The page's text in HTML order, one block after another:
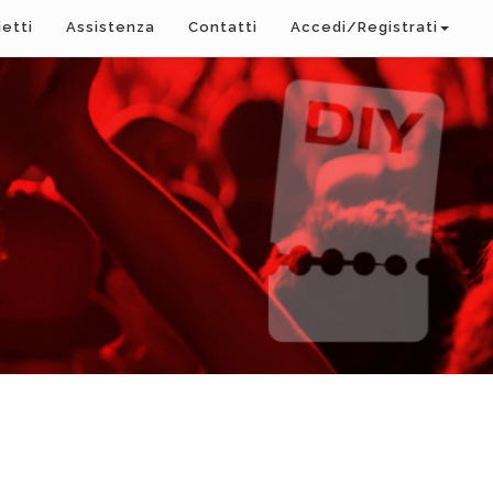
Assistenza Contatti Accedi/Registrati